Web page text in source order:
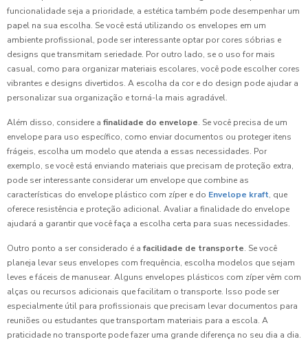
funcionalidade seja a prioridade, a estética também pode desempenhar um
papel na sua escolha. Se você está utilizando os envelopes em um
ambiente profissional, pode ser interessante optar por cores sóbrias e
designs que transmitam seriedade. Por outro lado, se o uso for mais
casual, como para organizar materiais escolares, você pode escolher cores
vibrantes e designs divertidos. A escolha da cor e do design pode ajudar a
personalizar sua organização e torná-la mais agradável.
Além disso, considere a finalidade do envelope. Se você precisa de um
envelope para uso específico, como enviar documentos ou proteger itens
frágeis, escolha um modelo que atenda a essas necessidades. Por
exemplo, se você está enviando materiais que precisam de proteção extra,
pode ser interessante considerar um envelope que combine as
características do envelope plástico com zíper e do Envelope kraft, que
oferece resistência e proteção adicional. Avaliar a finalidade do envelope
ajudará a garantir que você faça a escolha certa para suas necessidades.
Outro ponto a ser considerado é a facilidade de transporte. Se você
planeja levar seus envelopes com frequência, escolha modelos que sejam
leves e fáceis de manusear. Alguns envelopes plásticos com zíper vêm com
alças ou recursos adicionais que facilitam o transporte. Isso pode ser
especialmente útil para profissionais que precisam levar documentos para
reuniões ou estudantes que transportam materiais para a escola. A
praticidade no transporte pode fazer uma grande diferença no seu dia a dia.